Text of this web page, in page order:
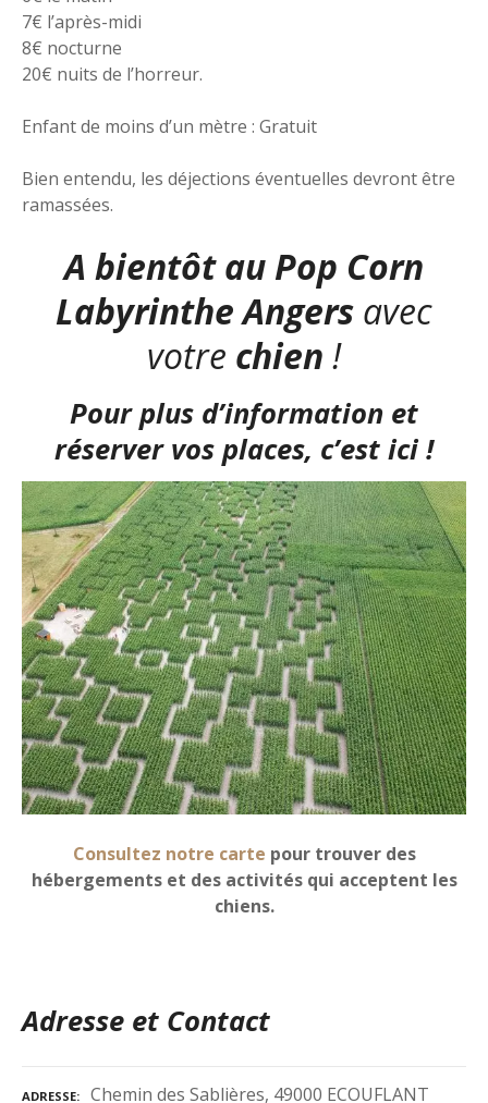
7€ l’après-midi
8€ nocturne
20€ nuits de l’horreur.
Enfant de moins d’un mètre : Gratuit
Bien entendu, les déjections éventuelles devront être
ramassées.
A bientôt au Pop Corn
Labyrinthe Angers avec
votre chien !
Pour plus d’information et
réserver vos places, c’est ici !
Consultez notre carte pour trouver des
hébergements et des activités qui acceptent les
chiens.
Adresse et Contact
ADRESSE Chemin des Sablières, 49000 ECOUFLANT